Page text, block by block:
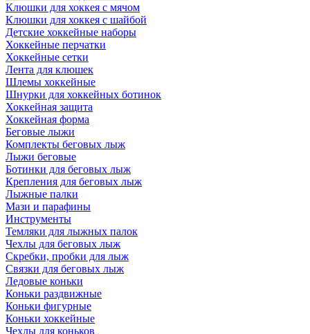
Клюшки для хоккея с мячом
Клюшки для хоккея с шайбой
Детские хоккейные наборы
Хоккейные перчатки
Хоккейные сетки
Лента для клюшек
Шлемы хоккейные
Шнурки для хоккейных ботинок
Хоккейная защита
Хоккейная форма
Беговые лыжи
Комплекты беговых лыж
Лыжи беговые
Ботинки для беговых лыж
Крепления для беговых лыж
Лыжные палки
Мази и парафины
Инструменты
Темляки для лыжных палок
Чехлы для беговых лыж
Скребки, пробки для лыж
Связки для беговых лыж
Ледовые коньки
Коньки раздвижные
Коньки фигурные
Коньки хоккейные
Чехлы для коньков